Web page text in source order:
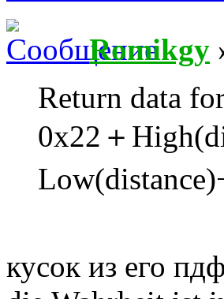
Romikgy
Return data
0x22＋
кусок из его